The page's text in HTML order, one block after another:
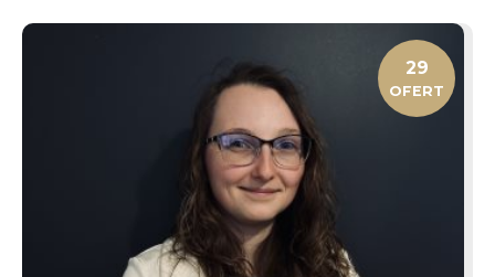
29
OFERT